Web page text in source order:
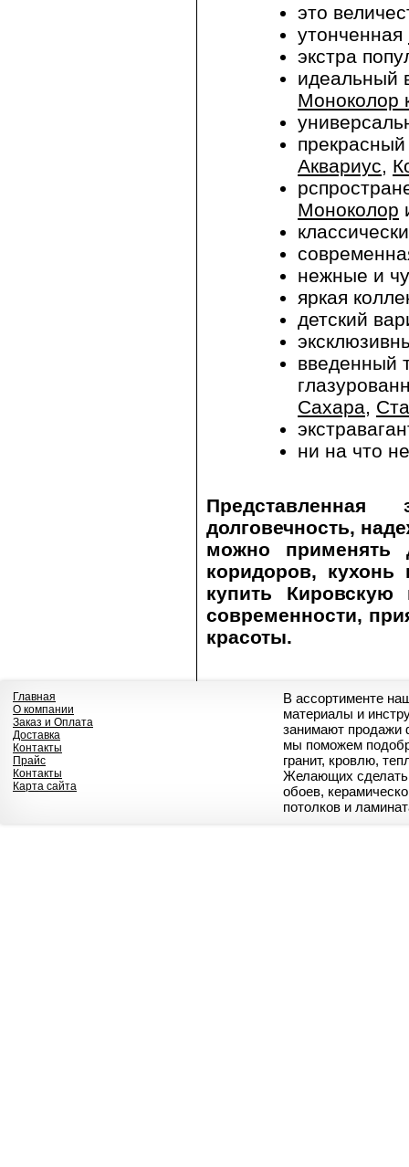
это
утонченная
экстра
идеальный
Моноколор
Аквариус,
Моноколор
нежные и
яркая
детский
введенный
Сахара,
ни на что
долговечность,
можно применять
коридоров,
купить
современности,
красоты.
Главная
О компании
Заказ и Оплата
Доставка
Контакты
Прайс
Контакты
Карта сайта
В ассортименте
материалы и
занимают продажи
мы поможем
гранит, кровлю,
Желающих сделать
обоев,
потолков и